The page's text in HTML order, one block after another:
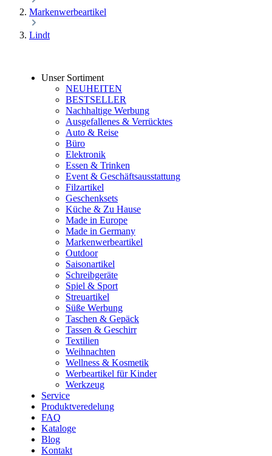
Markenwerbeartikel
Lindt
Unser Sortiment
NEUHEITEN
BESTSELLER
Nachhaltige Werbung
Ausgefallenes & Verrücktes
Auto & Reise
Büro
Elektronik
Essen & Trinken
Event & Geschäftsausstattung
Filzartikel
Geschenksets
Küche & Zu Hause
Made in Europe
Made in Germany
Markenwerbeartikel
Outdoor
Saisonartikel
Schreibgeräte
Spiel & Sport
Streuartikel
Süße Werbung
Taschen & Gepäck
Tassen & Geschirr
Textilien
Weihnachten
Wellness & Kosmetik
Werbeartikel für Kinder
Werkzeug
Service
Produktveredelung
FAQ
Kataloge
Blog
Kontakt